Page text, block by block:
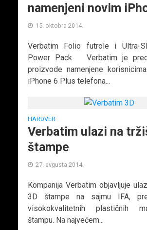
namenjeni novim
15. oktobra 2014.
Verbatim Folio futrole i Ultra-
Power Pack Verbatim je
proizvode namenjene
iPhone 6 Plus telefona...
HARDVER
Verbatim ulazi na
štampe
27. avgusta 2014.
Kompanija Verbatim objavljuje
3D štampe na sajmu IFA,
visokokvalitetnih plastičnih
štampu. Na najvećem...